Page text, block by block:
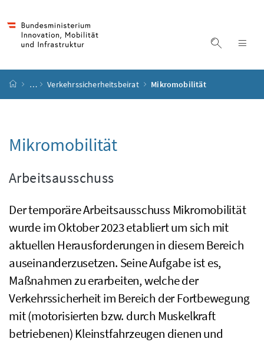
Suche
Startseite
… Verkehrssicherheitsbeirat Mikromobilität
Mikromobilität
Arbeitsausschuss
Der temporäre Arbeitsausschuss Mikromobilität
wurde im Oktober 2023 etabliert um sich mit
aktuellen Herausforderungen in diesem Bereich
auseinanderzusetzen. Seine Aufgabe ist es,
Maßnahmen zu erarbeiten, welche der
Verkehrssicherheit im Bereich der Fortbewegung
mit (motorisierten bzw. durch Muskelkraft
betriebenen) Kleinstfahrzeugen dienen und